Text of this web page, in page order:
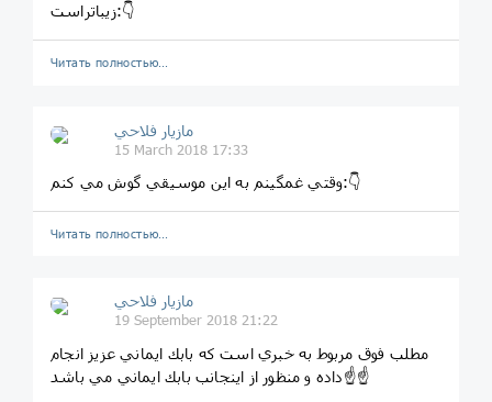
زيباتراست:👇
Читать полностью…
مازيار فلاحي
15 March 2018 17:33
وقتي غمگينم به اين موسيقي گوش مي كنم:👇
Читать полностью…
مازيار فلاحي
19 September 2018 21:22
مطلب فوق مربوط به خبري است كه بابك ايماني عزيز انجام
داده و منظور از اينجانب بابك ايماني مي باشد☝️☝️